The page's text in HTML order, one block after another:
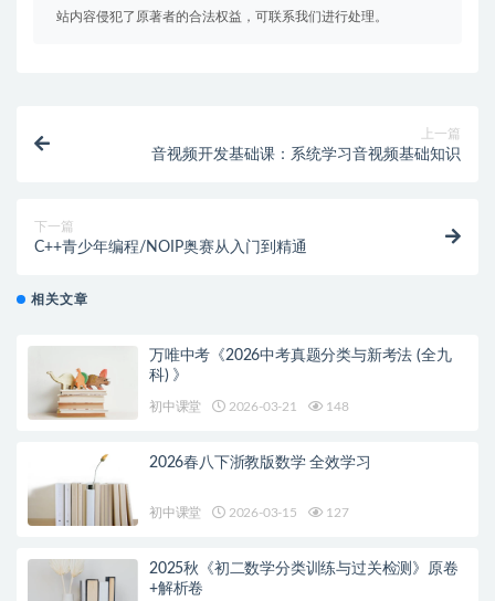
站内容侵犯了原著者的合法权益，可联系我们进行处理。
上一篇
音视频开发基础课：系统学习音视频基础知识
下一篇
C++青少年编程/NOIP奥赛从入门到精通
相关文章
万唯中考《2026中考真题分类与新考法 (全九
科) 》
初中课堂 2026-03-21 148
2026春八下浙教版数学 全效学习
初中课堂 2026-03-15 127
2025秋《初二数学分类训练与过关检测》原卷
+解析卷